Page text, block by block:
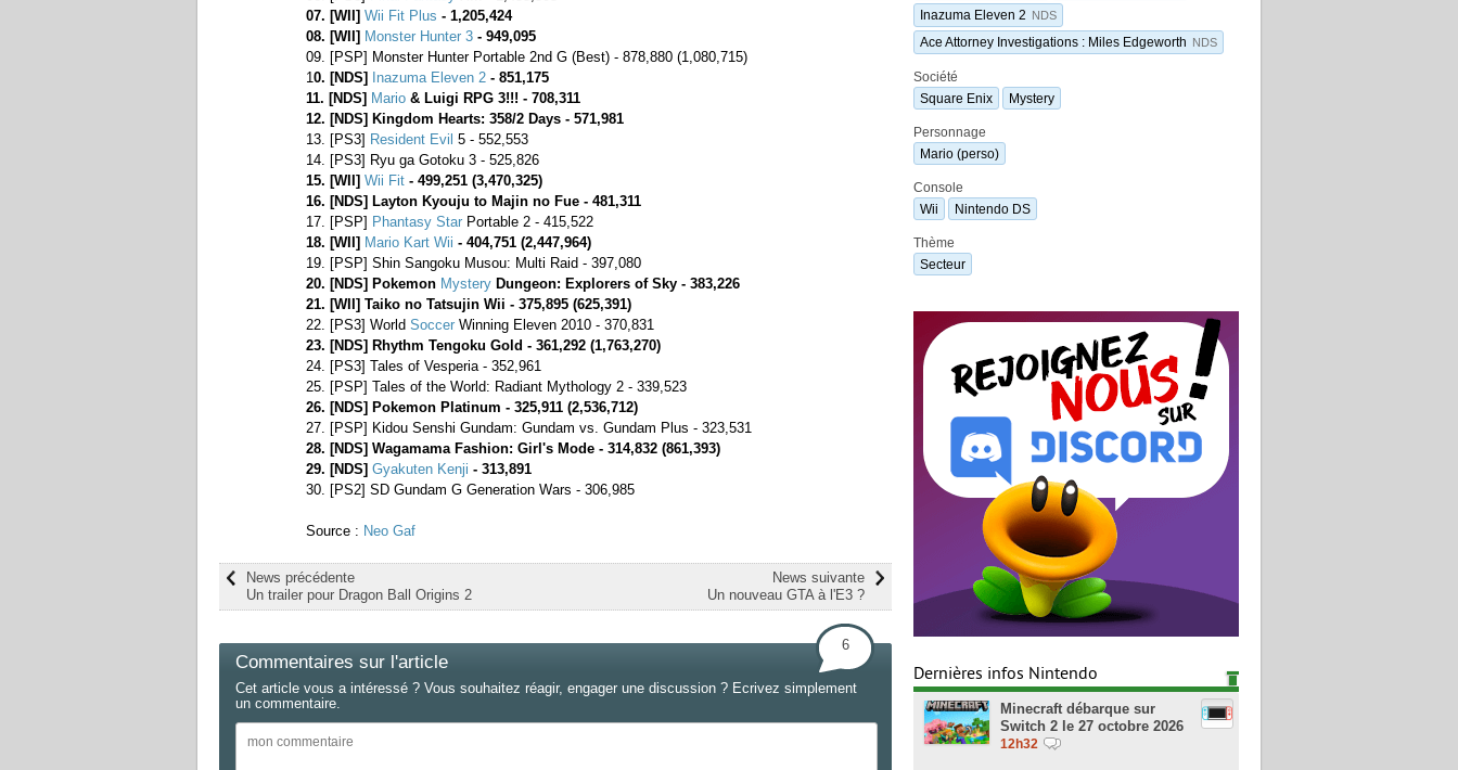
07. [WII] Wii Fit Plus - 1,205,424
08. [WII] Monster Hunter 3 - 949,095
09. [PSP] Monster Hunter Portable 2nd G (Best) - 878,880 (1,080,715)
10. [NDS] Inazuma Eleven 2 - 851,175
11. [NDS] Mario & Luigi RPG 3!!! - 708,311
12. [NDS] Kingdom Hearts: 358/2 Days - 571,981
13. [PS3] Resident Evil 5 - 552,553
14. [PS3] Ryu ga Gotoku 3 - 525,826
15. [WII] Wii Fit - 499,251 (3,470,325)
16. [NDS] Layton Kyouju to Majin no Fue - 481,311
17. [PSP] Phantasy Star Portable 2 - 415,522
18. [WII] Mario Kart Wii - 404,751 (2,447,964)
19. [PSP] Shin Sangoku Musou: Multi Raid - 397,080
20. [NDS] Pokemon Mystery Dungeon: Explorers of Sky - 383,226
21. [WII] Taiko no Tatsujin Wii - 375,895 (625,391)
22. [PS3] World Soccer Winning Eleven 2010 - 370,831
23. [NDS] Rhythm Tengoku Gold - 361,292 (1,763,270)
24. [PS3] Tales of Vesperia - 352,961
25. [PSP] Tales of the World: Radiant Mythology 2 - 339,523
26. [NDS] Pokemon Platinum - 325,911 (2,536,712)
27. [PSP] Kidou Senshi Gundam: Gundam vs. Gundam Plus - 323,531
28. [NDS] Wagamama Fashion: Girl's Mode - 314,832 (861,393)
29. [NDS] Gyakuten Kenji - 313,891
30. [PS2] SD Gundam G Generation Wars - 306,985
Source : Neo Gaf
News suivante
Un nouveau GTA à l'E3 ?
News précédente
Un trailer pour Dragon Ball Origins 2
Commentaires sur l'article
6
Cet article vous a intéressé ? Vous souhaitez réagir, engager une discussion ? Ecrivez simplement
un commentaire.
Inazuma Eleven 2 NDS
Ace Attorney Investigations : Miles Edgeworth NDS
Société
Square Enix
Mystery
Personnage
Mario (perso)
Console
Wii
Nintendo DS
Thème
Secteur
Dernières infos Nintendo
Minecraft débarque sur
Switch 2 le 27 octobre 2026
12h32